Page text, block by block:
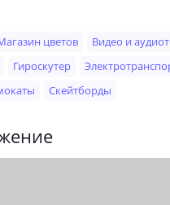
цветов
Видео и
Гироскутер
Скейтборды